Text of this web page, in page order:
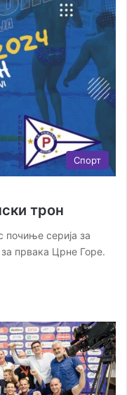
Спорт
трон
серија за
првака Црне Горе.